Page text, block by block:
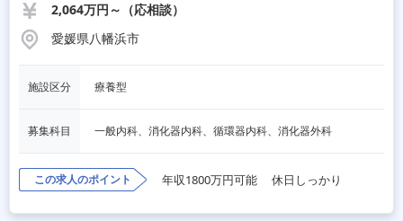
2,064万円～（応相談）
愛媛県八幡浜市
施設区分 療養型
募集科目 一般内科、消化器内科、循環器内科、消化器外科
この求人のポイント 年収1800万円可能 休日しっかり